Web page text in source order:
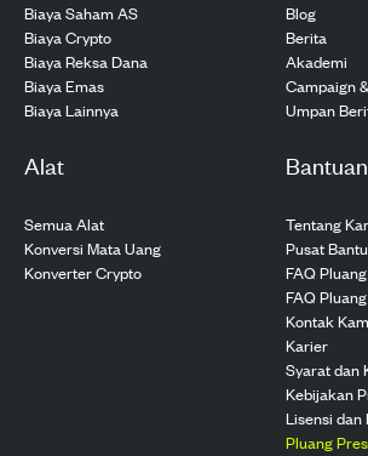
Biaya Saham AS
Biaya Crypto
Biaya Reksa Dana
Biaya Emas
Biaya Lainnya
Blog
Berita
Akademi
Campaign
Umpan
Alat
Semua Alat
Konversi Mata Uang
Konverter Crypto
Bantuan
Tentang
Pusat
FAQ Pluang
FAQ
Kontak
Karier
Syarat dan
Kebijakan
Lisensi dan
Pluang